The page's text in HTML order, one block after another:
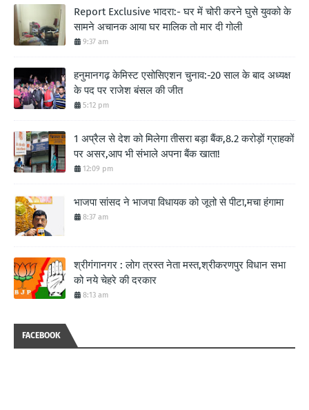
Report Exclusive भादरा:- घर में चोरी करने घुसे युवको के
सामने अचानक आया घर मालिक तो मार दी गोली
9:37 am
हनुमानगढ़ केमिस्ट एसोसिएशन चुनाव:-20 साल के बाद अध्यक्ष
के पद पर राजेश बंसल की जीत
5:12 pm
1 अप्रैल से देश को मिलेगा तीसरा बड़ा बैंक,8.2 करोड़ों ग्राहकों
पर असर,आप भी संभाले अपना बैंक खाता!
12:09 pm
भाजपा सांसद ने भाजपा विधायक को जूतो से पीटा,मचा हंगामा
8:37 am
श्रीगंगानगर : लोग त्रस्त नेता मस्त,श्रीकरणपुर विधान सभा
को नये चेहरे की दरकार
8:13 am
FACEBOOK